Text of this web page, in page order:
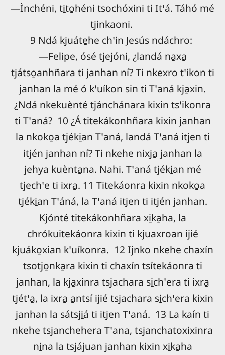
―Ìnchéni, ti̱to̱héni tsochóxini ti Itꞌá. Táhó mé
tjinkaoni.
9 Ndá kjuáte̱he chꞌin Jesús ndáchro:
―Felipe, ósé tjejóni, ¿landá na̱xa̱
tjátso̱anhñara ti janhan ní? Ti nkexro tꞌikon ti
janhan la mé ó kꞌuíkon sin ti Tꞌaná kja̱xin.
¿Ndá nkekuènté tjánchánara kixin tsꞌikonra
ti Tꞌaná? 10 ¿Á titekákonhñara kixin janhan
la nkoko̱a tjéki̱an Tꞌaná, landá Tꞌaná itjen ti
itjén janhan ní? Ti nkehe nixja̱ janhan la
jehya kuènta̱na. Nahi. Tꞌaná tjéki̱an mé
tjechꞌe ti ixra̱. 11 Titekáonra kixin nkoko̱a
tjéki̱an Tꞌáná, la Tꞌaná itjen ti itjén janhan.
Kjónté titekákonhñara xi̱ka̱ha, la
chrókuitekáonra kixin ti kjuaxroan ijié
kjuáko̱xian kꞌuíkonra. 12 Ijnko nkehe chaxín
tsotjo̱nka̱ra kixin ti chaxín tsítekáonra ti
janhan, la kja̱xinra tsjachara si̱chꞌera ti ixra̱
tjétꞌa̱, la ixra̱ a̱ntsí ijié tsjachara si̱chꞌera kixin
janhan la sátsji̱á ti itjen Tꞌaná. 13 La kaín ti
nkehe tsjanchehera Tꞌana, tsjanchatoxixinra
ni̱na la tsjájuan janhan kixin xi̱ka̱ha